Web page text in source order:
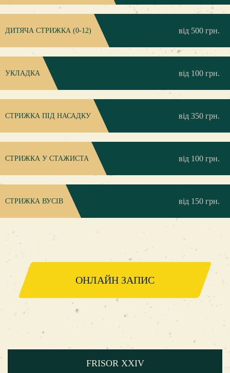
ДИТЯЧА СТРИЖКА (0-12) від 500 грн.
УКЛАДКА від 100 грн.
CТРИЖКА ПІД НАСАДКУ від 350 грн.
СТРИЖКА У СТАЖИСТА від 100 грн.
СТРИЖКА ВУСІВ від 150 грн.
ОНЛАЙН ЗАПИС
FRISOR XXIV